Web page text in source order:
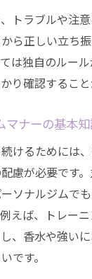
トラブルや注
ら正しい立ち
は独自のルー
り確認すること
マナーの基本
けるためには
慮が必要です
ソナルジムで
えば、トレー
、香水や強い
です。